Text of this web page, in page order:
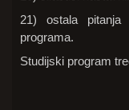
21) ostala
programa.
Studijski program